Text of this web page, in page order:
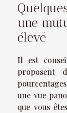
une
élevé
Il est
proposent
une vue
que vous